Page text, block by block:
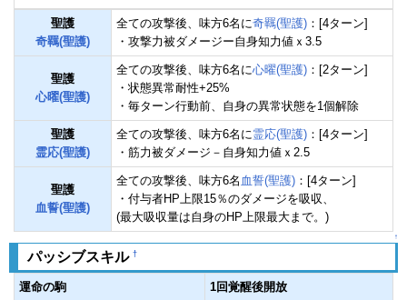
聖護
奇羈(聖護)
全ての攻撃後、味方6名に奇羈(聖護) ：[4ターン]
・攻撃力被ダメージー自身知力値ｘ3.5
聖護
心曜(聖護)
全ての攻撃後、味方6名に心曜(聖護) ：[2ターン]
・状態異常耐性+25%
・毎ターン行動前、自身の異常状態を1個解除
聖護
霊応(聖護)
全ての攻撃後、味方6名に霊応(聖護) ：[4ターン]
・筋力被ダメージ－自身知力値ｘ2.5
聖護
血誓(聖護)
全ての攻撃後、味方6名 血誓(聖護) ：[4ターン]
・付与者HP上限15％のダメージを吸収、
(最大吸収量は自身のHP上限最大まで。)
↑
パッシブスキル †
運命の駒 1回覚醒後開放